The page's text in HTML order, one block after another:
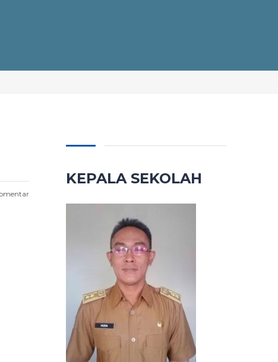
KEPALA SEKOLAH